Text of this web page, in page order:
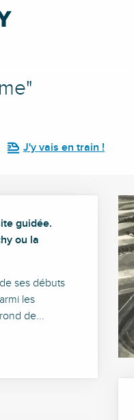
J'y vais en train !
guidée.
ou la
ses débuts
les
de...